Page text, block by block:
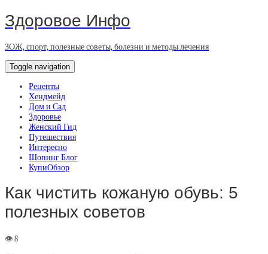
Здоровое Инфо
ЗОЖ, спорт, полезные советы, болезни и методы лечения
Toggle navigation
Рецепты
Хендмейд
Дом и Сад
Здоровье
Женский Гид
Путешествия
Интересно
Шопинг Блог
КупиОбзор
Как чистить кожаную обувь: 5
полезных советов